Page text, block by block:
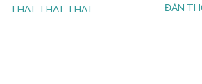
THAT THAT THAT ĐÀN